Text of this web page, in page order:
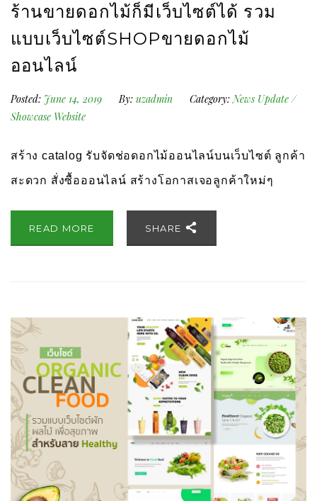
ร้านขายดอกไม้ก็มีเว็บไซต์ได้ รวม
แบบเว็บไซต์SHOPขายดอกไม้
ออนไลน์
Posted: June 14, 2019 By: uzadmin Category: News Update /
Showcase Website
สร้าง catalog รับจัดช่อดอกไม้ออนไลน์บนเว็บไซต์ ลูกค้า
สะดวก สั่งซื้อออนไลน์ สร้างโอกาสเจอลูกค้าใหม่ๆ
READ MORE SHARE